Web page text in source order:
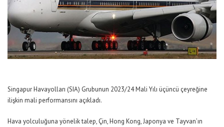
Singapur Havayolları (SIA) Grubunun 2023/24 Mali Yılı üçüncü çeyreğine
ilişkin mali performansını açıkladı.
Hava yolculuğuna yönelik talep, Çin, Hong Kong, Japonya ve Tayvan’ın